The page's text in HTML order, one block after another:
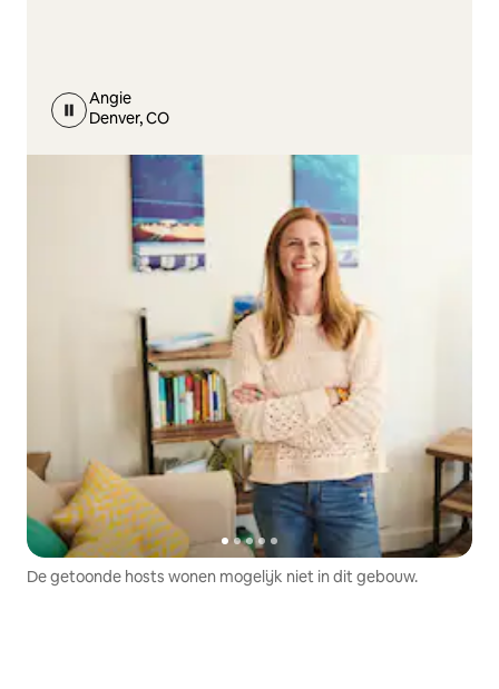
Angie
Denver, CO
De getoonde hosts wonen mogelijk niet in dit gebouw.